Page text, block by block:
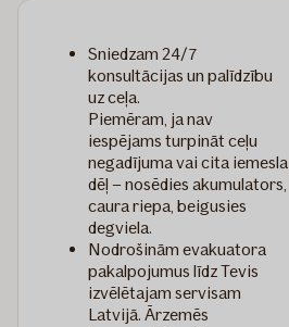
Sniedzam 24/7
konsultācijas un palīdzību
uz ceļa.
Piemēram, ja nav
iespējams turpināt ceļu
negadījuma vai cita iemesla
dēļ – nosēdies akumulators,
caura riepa, beigusies
degviela.
Nodrošinām evakuatora
pakalpojumus līdz Tevis
izvēlētajam servisam
Latvijā. Ārzemēs